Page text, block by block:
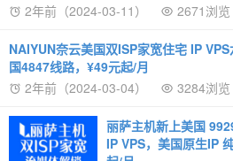
2年前（2024-03-11）
2671浏览
NAIYUN奈云美国双ISP家宽住宅 IP
国4847线路，¥49元起/月
2年前（2024-03-04）
3284浏览
丽萨主机新上美国
IP VPS，美国原生IP